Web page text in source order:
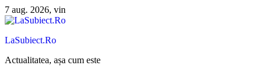
Sari
la
7 aug. 2026, vin
LaSubiect.Ro
Actualitatea, așa cum este